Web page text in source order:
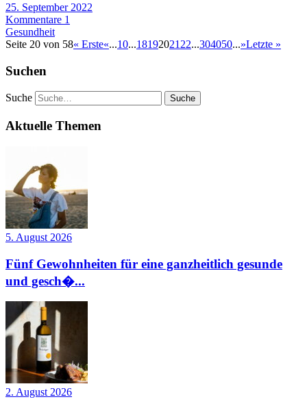
25. September 2022
Kommentare 1
Gesundheit
Seite 20 von 58« Erste«...10...18192021 22...304050...»Letzte »
Suchen
Suche
Aktuelle Themen
5. August 2026
Fünf Gewohnheiten für eine ganzheitlich gesunde
und gesch�...
2. August 2026